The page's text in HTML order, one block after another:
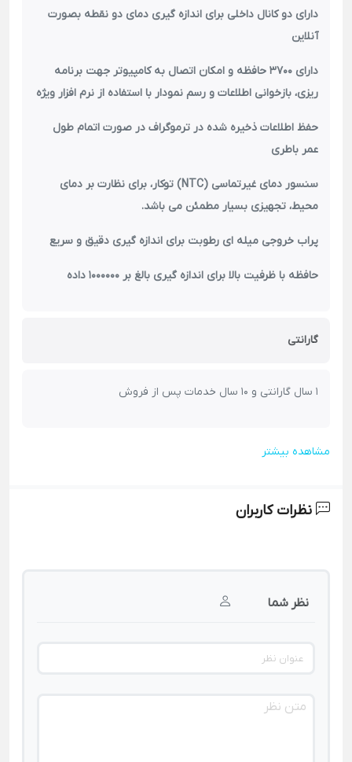
دارای دو کانال داخلی برای اندازه گیری دمای دو نقطه بصورت
آنلاین
دارای 3700 حافظه و امکان اتصال به کامپیوتر جهت برنامه
ریزی، بازخوانی اطلاعات و رسم نمودار با استفاده از نرم افزار ویژه
حفظ اطلاعات ذخیره شده در ترموگراف در صورت اتمام طول
عمر باطری
سنسور دمای غیرتماسی (NTC)
توکار، برای نظارت بر دمای
محیط، تجهیزی بسیار مطمئن می باشد.
پراب خروجی میله ای رطوبت برای اندازه گیری دقیق و سریع
حافظه با ظرفیت بالا برای اندازه گیری بالغ بر 1000000 داده
گارانتی
1 سال گارانتی و 10 سال خدمات پس از فروش
مشاهده بیشتر
نظرات کاربران
نظر شما